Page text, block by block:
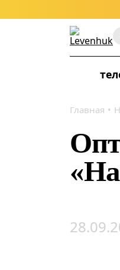
Главная